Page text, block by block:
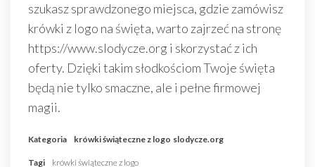
szukasz sprawdzonego miejsca, gdzie zamówisz
krówki z logo na święta, warto zajrzeć na stronę
https://www.slodycze.org i skorzystać z ich
oferty. Dzięki takim słodkościom Twoje święta
będą nie tylko smaczne, ale i pełne firmowej
magii.
Kategoria krówki świąteczne z logo slodycze.org
Tagi krówki świąteczne z logo